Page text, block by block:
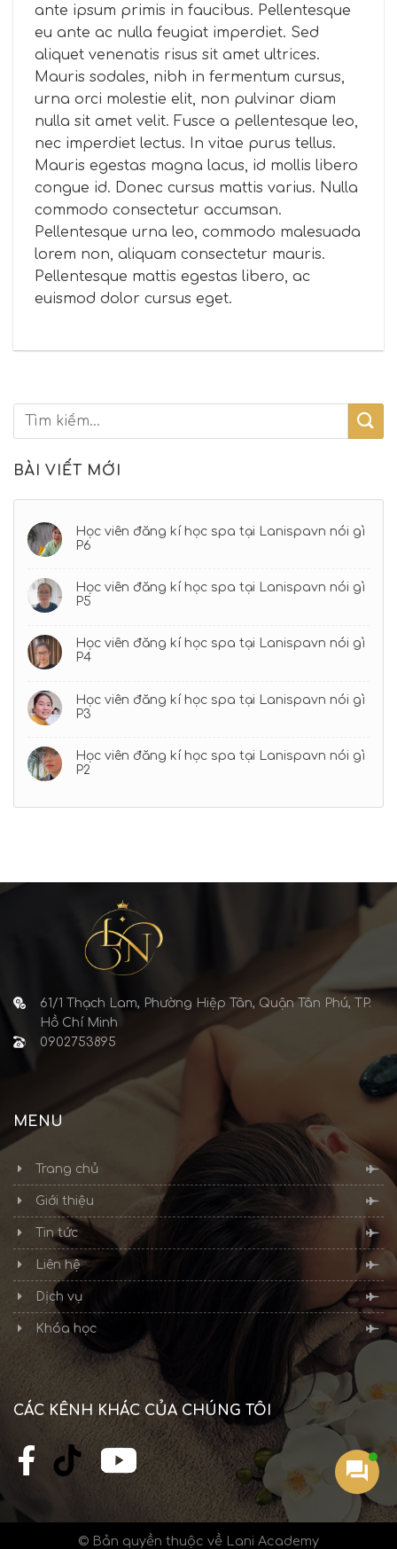
BÀI VIẾT MỚI
Học viên đăng kí học spa tại Lanispavn nói gì
P6
Học viên đăng kí học spa tại Lanispavn nói gì
P5
Học viên đăng kí học spa tại Lanispavn nói gì
P4
Học viên đăng kí học spa tại Lanispavn nói gì
P3
Học viên đăng kí học spa tại Lanispavn nói gì
P2
ante ipsum primis in faucibus. Pellentesque
eu ante ac nulla feugiat imperdiet. Sed
aliquet venenatis risus sit amet ultrices.
Mauris sodales, nibh in fermentum cursus,
urna orci molestie elit, non pulvinar diam
nulla sit amet velit. Fusce a pellentesque leo,
nec imperdiet lectus. In vitae purus tellus.
Mauris egestas magna lacus, id mollis libero
congue id. Donec cursus mattis varius. Nulla
commodo consectetur accumsan.
Pellentesque urna leo, commodo malesuada
lorem non, aliquam consectetur mauris.
Pellentesque mattis egestas libero, ac
euismod dolor cursus eget.
61/1 Thạch Lam, Phường Hiệp Tân, Quận Tân Phú, TP.
Hồ Chí Minh
0902753895
MENU
Trang chủ
Giới thiệu
Tin tức
Liên hệ
Dịch vụ
Khóa học
CÁC KÊNH KHÁC CỦA CHÚNG TÔI
© Bản quyền thuộc về Lani Academy